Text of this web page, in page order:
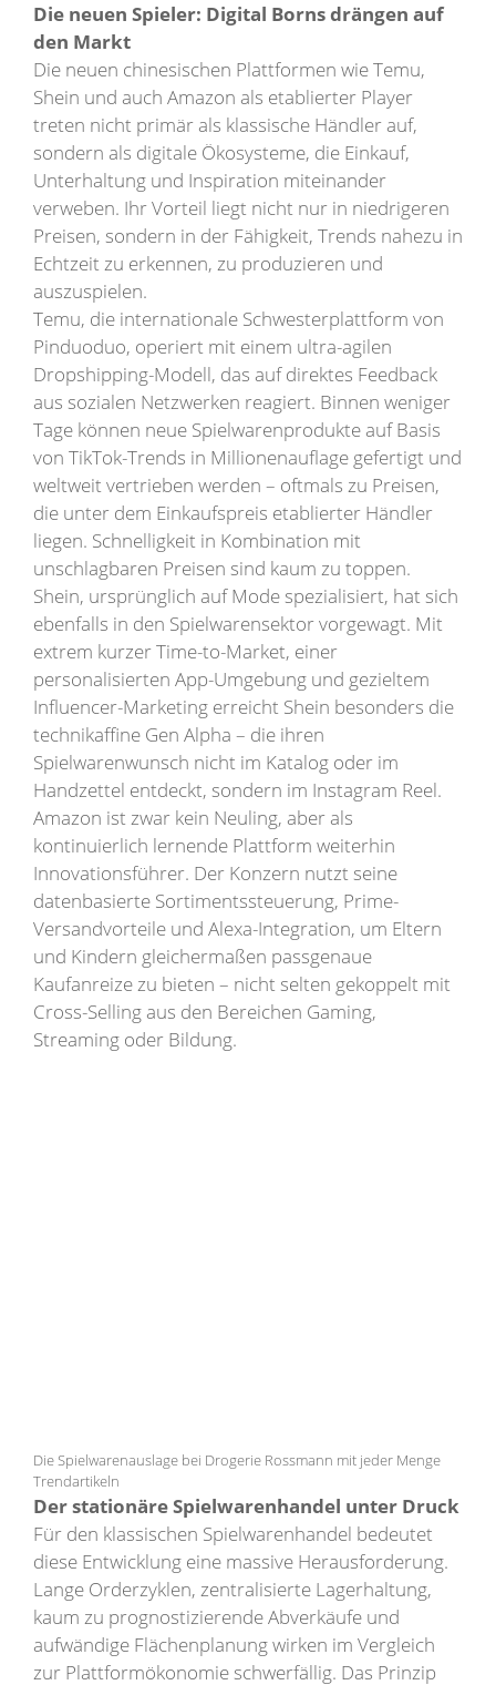
Die neuen Spieler: Digital Borns drängen auf
den Markt
Die neuen chinesischen Plattformen wie Temu,
Shein und auch Amazon als etablierter Player
treten nicht primär als klassische Händler auf,
sondern als digitale Ökosysteme, die Einkauf,
Unterhaltung und Inspiration miteinander
verweben. Ihr Vorteil liegt nicht nur in niedrigeren
Preisen, sondern in der Fähigkeit, Trends nahezu in
Echtzeit zu erkennen, zu produzieren und
auszuspielen.
Temu, die internationale Schwesterplattform von
Pinduoduo, operiert mit einem ultra-agilen
Dropshipping-Modell, das auf direktes Feedback
aus sozialen Netzwerken reagiert. Binnen weniger
Tage können neue Spielwarenprodukte auf Basis
von TikTok-Trends in Millionenauflage gefertigt und
weltweit vertrieben werden – oftmals zu Preisen,
die unter dem Einkaufspreis etablierter Händler
liegen. Schnelligkeit in Kombination mit
unschlagbaren Preisen sind kaum zu toppen.
Shein, ursprünglich auf Mode spezialisiert, hat sich
ebenfalls in den Spielwarensektor vorgewagt. Mit
extrem kurzer Time-to-Market, einer
personalisierten App-Umgebung und gezieltem
Influencer-Marketing erreicht Shein besonders die
technikaffine Gen Alpha – die ihren
Spielwarenwunsch nicht im Katalog oder im
Handzettel entdeckt, sondern im Instagram Reel.
Amazon ist zwar kein Neuling, aber als
kontinuierlich lernende Plattform weiterhin
Innovationsführer. Der Konzern nutzt seine
datenbasierte Sortimentssteuerung, Prime-
Versandvorteile und Alexa-Integration, um Eltern
und Kindern gleichermaßen passgenaue
Kaufanreize zu bieten – nicht selten gekoppelt mit
Cross-Selling aus den Bereichen Gaming,
Streaming oder Bildung.
Die Spielwarenauslage bei Drogerie Rossmann mit jeder Menge
Trendartikeln
Der stationäre Spielwarenhandel unter Druck
Für den klassischen Spielwarenhandel bedeutet
diese Entwicklung eine massive Herausforderung.
Lange Orderzyklen, zentralisierte Lagerhaltung,
kaum zu prognostizierende Abverkäufe und
aufwändige Flächenplanung wirken im Vergleich
zur Plattformökonomie schwerfällig. Das Prinzip